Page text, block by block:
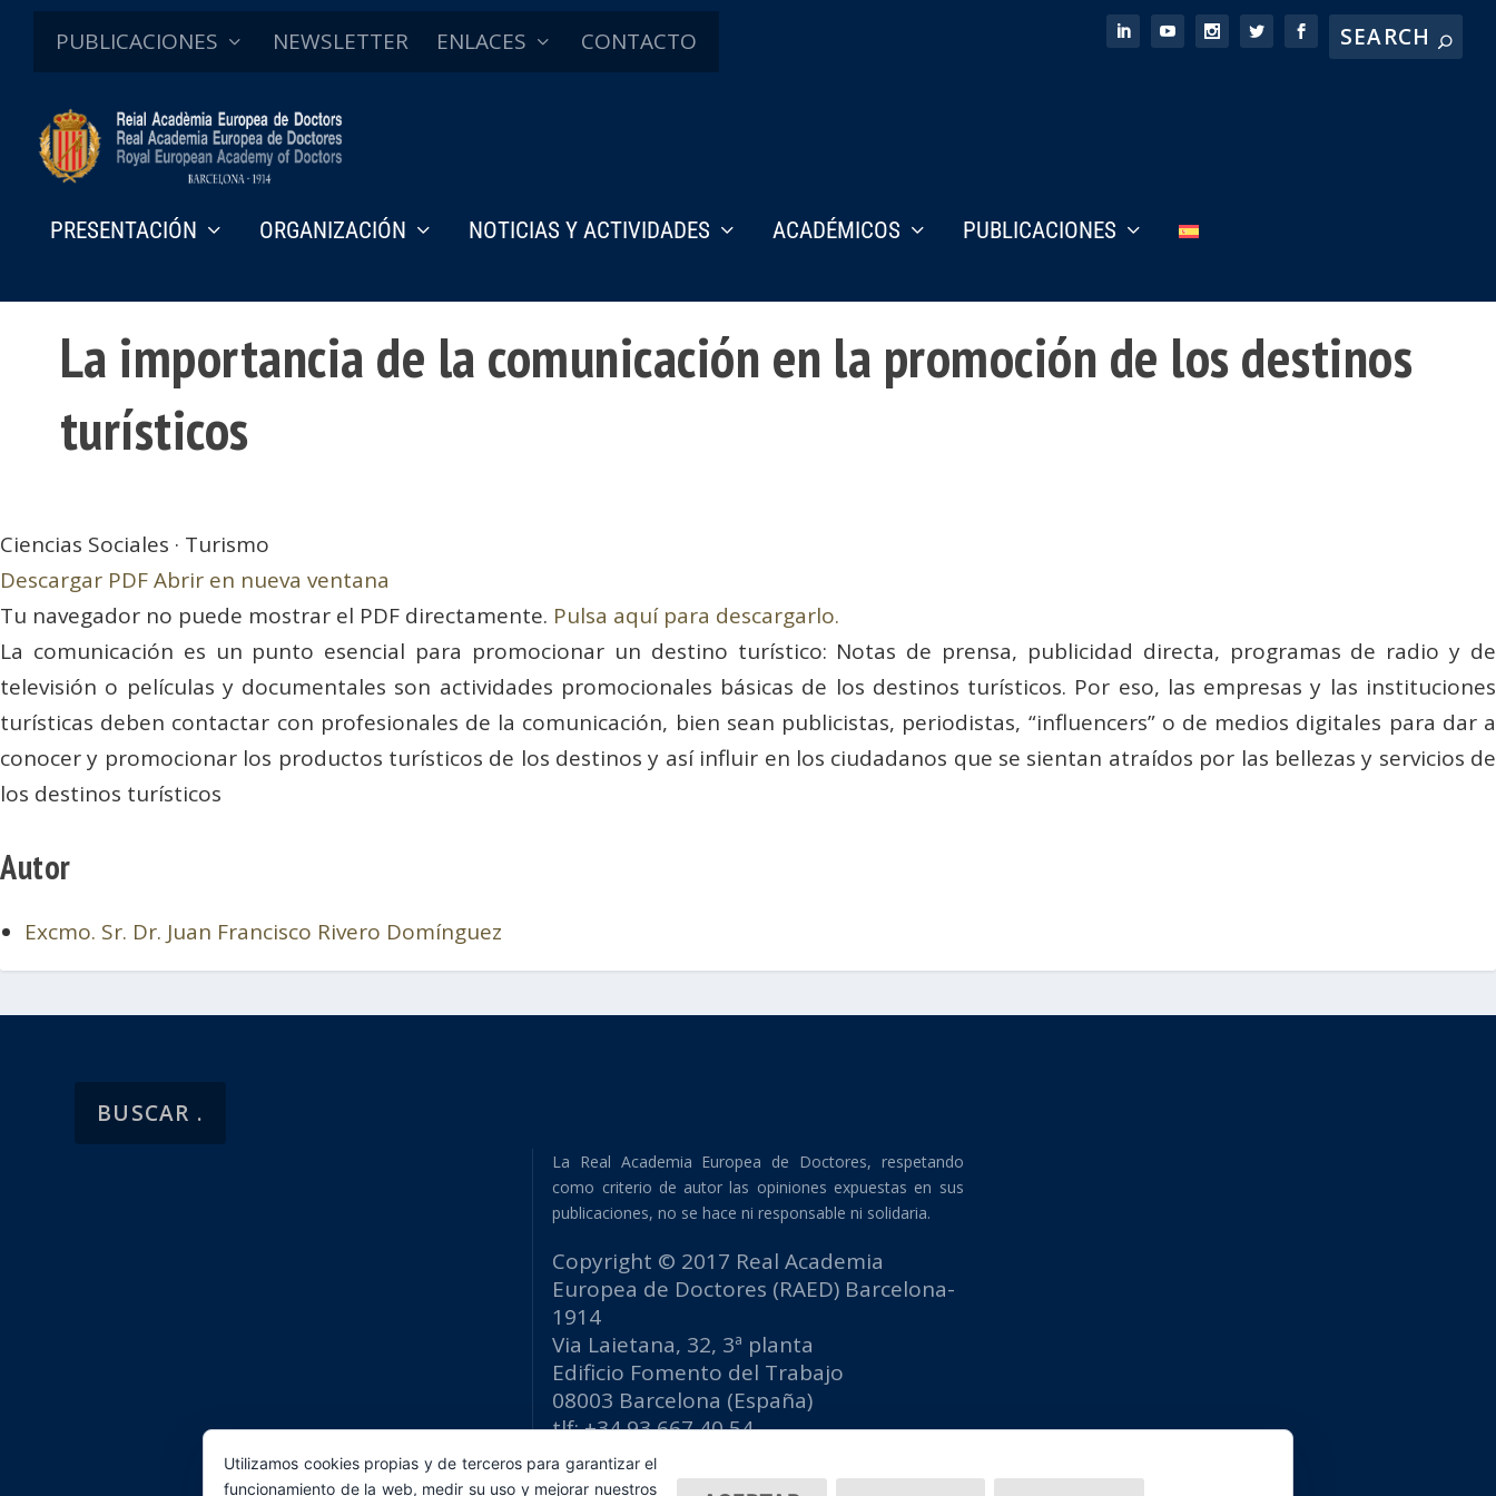
PUBLICACIONES NEWSLETTER ENLACES CONTACTO
PRESENTACIÓN ORGANIZACIÓN NOTICIAS Y ACTIVIDADES ACADÉMICOS PUBLICACIONES
Discursos de ingreso
La importancia de la comunicación en la promoción de los destinos
turísticos
Ciencias Sociales · Turismo
Descargar PDFAbrir en nueva ventana
Tu navegador no puede mostrar el PDF directamente. Pulsa aquí para descargarlo.
La comunicación es un punto esencial para promocionar un destino turístico: Notas de prensa, publicidad directa, programas de radio y de
televisión o películas y documentales son actividades promocionales básicas de los destinos turísticos. Por eso, las empresas y las instituciones
turísticas deben contactar con profesionales de la comunicación, bien sean publicistas, periodistas, “influencers” o de medios digitales para dar a
conocer y promocionar los productos turísticos de los destinos y así influir en los ciudadanos que se sientan atraídos por las bellezas y servicios de
los destinos turísticos
Autor
Excmo. Sr. Dr. Juan Francisco Rivero Domínguez
La Real Academia Europea de Doctores, respetando
como criterio de autor las opiniones expuestas en sus
publicaciones, no se hace ni responsable ni solidaria.
Copyright © 2017 Real Academia
Europea de Doctores (RAED) Barcelona-
1914
Via Laietana, 32, 3ª planta
Edificio Fomento del Trabajo
08003 Barcelona (España)
tlf: +34 93 667 40 54
secretaria@raed.academy
Contacto y suscripción Newsletter
Utilizamos cookies propias y de terceros para garantizar el
funcionamiento de la web, medir su uso y mejorar nuestros